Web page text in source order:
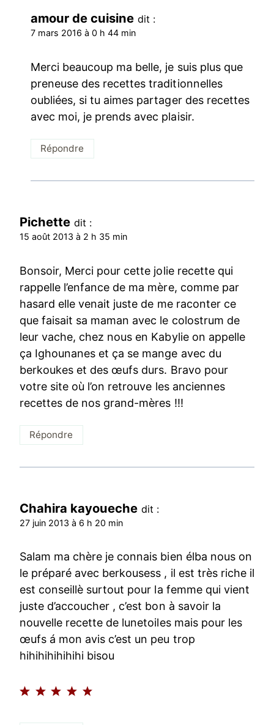
amour de cuisine dit :
7 mars 2016 à 0 h 44 min
Merci beaucoup ma belle, je suis plus que
preneuse des recettes traditionnelles
oubliées, si tu aimes partager des recettes
avec moi, je prends avec plaisir.
Répondre
Pichette dit :
15 août 2013 à 2 h 35 min
Bonsoir, Merci pour cette jolie recette qui
rappelle l’enfance de ma mère, comme par
hasard elle venait juste de me raconter ce
que faisait sa maman avec le colostrum de
leur vache, chez nous en Kabylie on appelle
ça Ighounanes et ça se mange avec du
berkoukes et des œufs durs. Bravo pour
votre site où l’on retrouve les anciennes
recettes de nos grand-mères !!!
Répondre
Chahira kayoueche dit :
27 juin 2013 à 6 h 20 min
Salam ma chère je connais bien élba nous on
le préparé avec berkousess , il est très riche il
est conseillè surtout pour la femme qui vient
juste d’accoucher , c’est bon à savoir la
nouvelle recette de lunetoiles mais pour les
œufs á mon avis c’est un peu trop
hihihihihihihi bisou